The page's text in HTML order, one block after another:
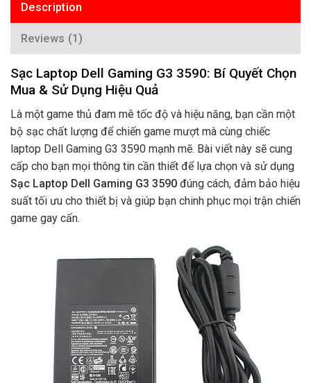
Description
Reviews (1)
Sạc Laptop Dell Gaming G3 3590: Bí Quyết Chọn
Mua & Sử Dụng Hiệu Quả
Là một game thủ đam mê tốc độ và hiệu năng, bạn cần một
bộ sạc chất lượng để chiến game mượt mà cùng chiếc
laptop Dell Gaming G3 3590 mạnh mẽ. Bài viết này sẽ cung
cấp cho bạn mọi thông tin cần thiết để lựa chọn và sử dụng
Sạc Laptop Dell Gaming G3 3590 đúng cách, đảm bảo hiệu
suất tối ưu cho thiết bị và giúp bạn chinh phục mọi trận chiến
game gay cấn.